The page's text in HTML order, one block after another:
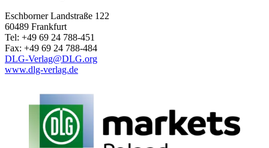
Eschborner Landstraße 122
60489 Frankfurt
Tel: +49 69 24 788-451
Fax: +49 69 24 788-484
DLG-Verlag@DLG.org
www.dlg-verlag.de